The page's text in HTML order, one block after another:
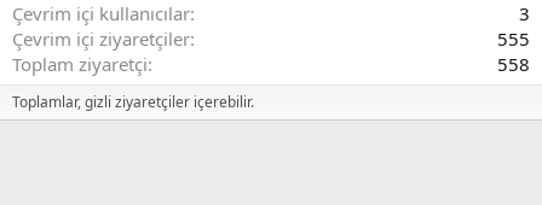
Çevrim içi kullanıcılar
3
Çevrim içi ziyaretçiler
555
Toplam ziyaretçi
558
Toplamlar, gizli ziyaretçiler içerebilir.